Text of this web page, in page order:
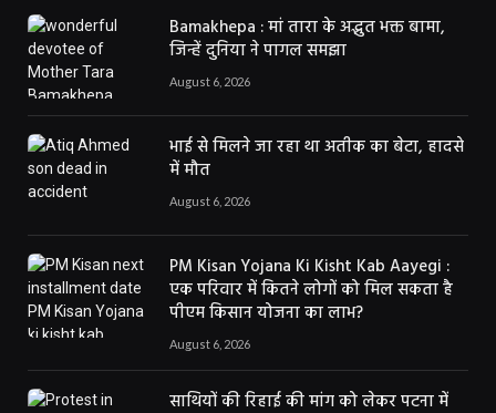
Bamakhepa : मां तारा के अद्भुत भक्त बामा,
जिन्हें दुनिया ने पागल समझा
August 6, 2026
भाई से मिलने जा रहा था अतीक का बेटा, हादसे
में मौत
August 6, 2026
PM Kisan Yojana Ki Kisht Kab Aayegi :
एक परिवार में कितने लोगों को मिल सकता है
पीएम किसान योजना का लाभ?
August 6, 2026
साथियों की रिहाई की मांग को लेकर पटना में